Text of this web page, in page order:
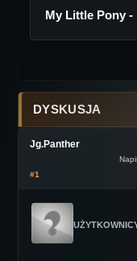
My Little Pony
DYSKUSJA
Jg.Panther
#1